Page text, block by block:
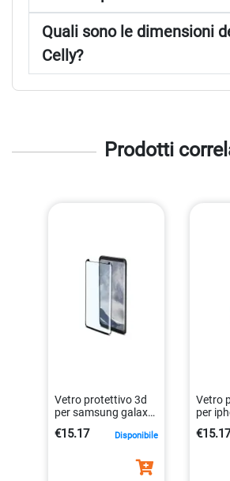
Quali sono le dimensioni
Celly?
Prodotti
Vetro protettivo 3d
per samsung galaxy
s9 nero edge to edge
8021735739791
€15.17 Disponibile
Vetro
per
bianco
€15.17